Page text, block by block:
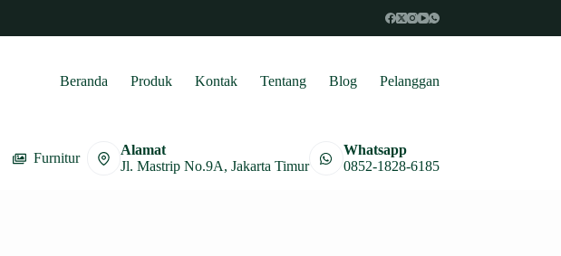
Beranda Produk Kontak Tentang Blog Pelanggan
Furnitur
Alamat
Jl. Mastrip No.9A, Jakarta Timur
Whatsapp
0852-1828-6185